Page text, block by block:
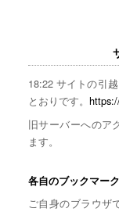
18:22 サイトの引
とおりです。
旧サーバーへのア
ます。
各自のブックマー
ご自身のブラウザ